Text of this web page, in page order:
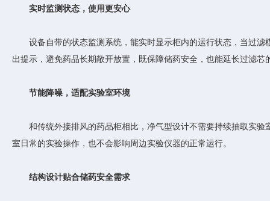
实时监测状态，使用更安心
设备自带的状态监测系统，能实时显示柜内的运行状态，当过滤
出提示，避免药品长期敞开放置，既保障储药安全，也能延长过滤芯
节能降噪，适配实验室环境
和传统外接排风的药品柜相比，净气型设计不需要持续抽取实验
室日常的实验操作，也不会影响周边实验仪器的正常运行。
结构设计贴合储药安全需求